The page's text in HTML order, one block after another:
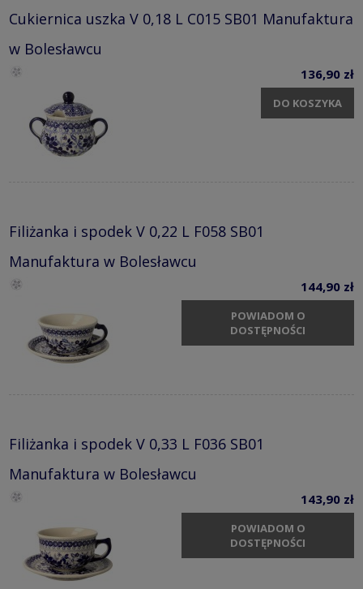
Cukiernica uszka V 0,18 L C015 SB01 Manufaktura
w Bolesławcu
136,90 zł
DO KOSZYKA
Filiżanka i spodek V 0,22 L F058 SB01
Manufaktura w Bolesławcu
144,90 zł
POWIADOM O
DOSTĘPNOŚCI
Filiżanka i spodek V 0,33 L F036 SB01
Manufaktura w Bolesławcu
143,90 zł
POWIADOM O
DOSTĘPNOŚCI